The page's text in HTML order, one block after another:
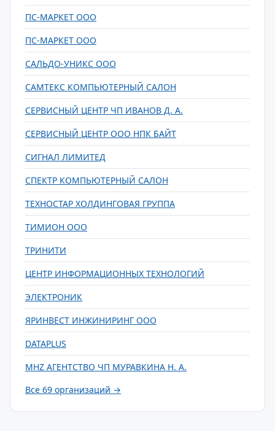
ПС-МАРКЕТ ООО
ПС-МАРКЕТ ООО
САЛЬДО-УНИКС ООО
САМТЕКС КОМПЬЮТЕРНЫЙ САЛОН
СЕРВИСНЫЙ ЦЕНТР ЧП ИВАНОВ Д. А.
СЕРВИСНЫЙ ЦЕНТР ООО НПК БАЙТ
СИГНАЛ ЛИМИТЕД
СПЕКТР КОМПЬЮТЕРНЫЙ САЛОН
ТЕХНОСТАР ХОЛДИНГОВАЯ ГРУППА
ТИМИОН ООО
ТРИНИТИ
ЦЕНТР ИНФОРМАЦИОННЫХ ТЕХНОЛОГИЙ
ЭЛЕКТРОНИК
ЯРИНВЕСТ ИНЖИНИРИНГ ООО
DATAPLUS
MHZ АГЕНТСТВО ЧП МУРАВКИНА Н. А.
Все 69 организаций →